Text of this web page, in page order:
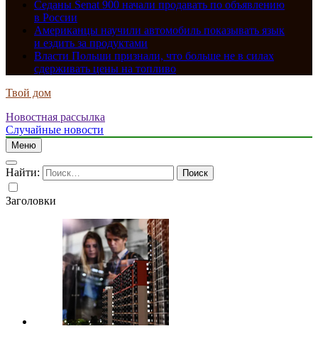
Седаны Senat 900 начали продавать по объявлению
в России
Американцы научили автомобиль показывать язык
и ездить за продуктами
Власти Польши признали, что больше не в силах
сдерживать цены на топливо
Твой дом
Новостная рассылка
Случайные новости
Меню
Найти:
Заголовки